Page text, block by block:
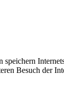
Besuch der